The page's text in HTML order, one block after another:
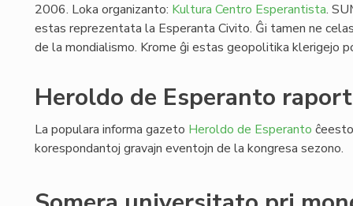
2006. Loka organizanto: Kultura Centro Esperantista.
estas reprezentata la Esperanta Civito. Ĝi tamen ne
de la mondialismo. Krome ĝi estas geopolitika klerigejo
Heroldo de Esperanto
La populara informa gazeto Heroldo de Esperanto
korespondantoj gravajn eventojn de la kongresa sezono.